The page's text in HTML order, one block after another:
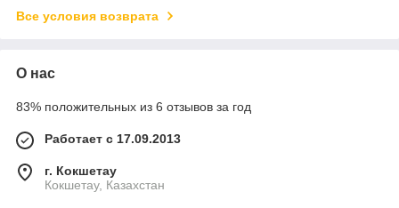
Все условия возврата
О нас
83% положительных из 6 отзывов за год
Работает с 17.09.2013
г. Кокшетау
Кокшетау, Казахстан